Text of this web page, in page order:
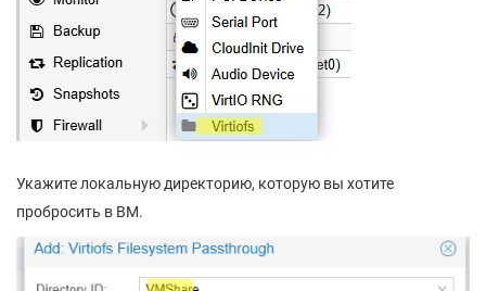
Укажите локальную директорию, которую вы хотите
пробросить в ВМ.